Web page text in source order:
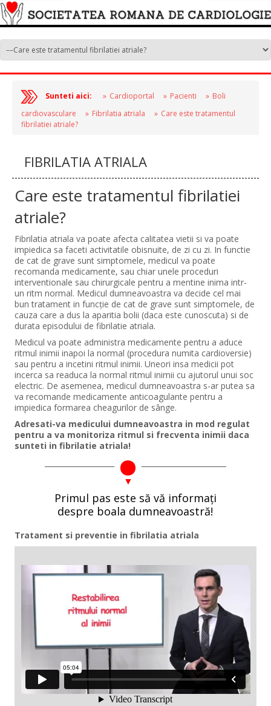
Sunteti aici: Cardioportal Pacienti
Boli
cardiovasculare
Fibrilatia atriala
Care este tratamentul
fibrilatiei atriale?
FIBRILATIA ATRIALA
Care este tratamentul fibrilatiei
atriale?
Fibrilatia atriala va poate afecta calitatea vietii si va poate
impiedica sa faceti activitatile obisnuite, de zi cu zi. In functie
de cat de grave sunt simptomele, medicul va poate
recomanda medicamente, sau chiar unele proceduri
interventionale sau chirurgicale pentru a mentine inima intr-
un ritm normal. Medicul dumneavoastra va decide cel mai
bun tratament in funcție de cat de grave sunt simptomele, de
cauza care a dus la aparitia bolii (daca este cunoscuta) si de
durata episodului de fibrilatie atriala.
Medicul va poate administra medicamente pentru a aduce
ritmul inimii inapoi la normal (procedura numita cardioversie)
sau pentru a incetini ritmul inimii. Uneori insa medicii pot
incerca sa readuca la normal ritmul inimii cu ajutorul unui soc
electric. De asemenea, medicul dumneavoastra s-ar putea sa
va recomande medicamente anticoagulante pentru a
impiedica formarea cheagurilor de sânge.
Adresati-va medicului dumneavoastra in mod regulat
pentru a va monitoriza ritmul si frecventa inimii daca
sunteti in fibrilatie atriala!
Primul pas este să vă informați
despre boala dumneavoastră!
Tratament si preventie in fibrilatia atriala